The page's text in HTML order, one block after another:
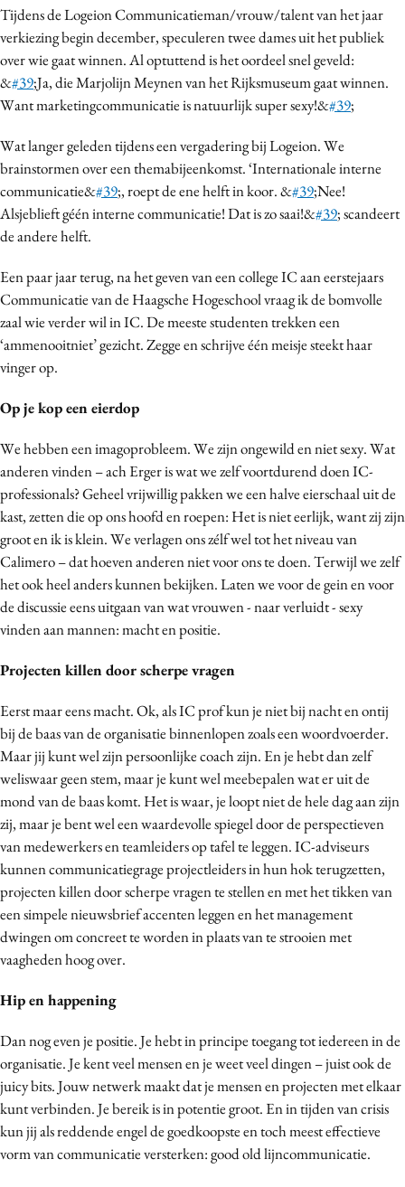
Campagnes
Carriere
Contentmarketing
Craft
Data & Insights
Design
Digital transformation
Diversiteit
Gedragsverandering
Influencer marketing
Interne communicatie
Martech
Merkstrategie
PR
Programmatic
Purpose Marketing
Reputatie & crisis
Tijdens de Logeion Communicatieman/vrouw/talent van het jaar
verkiezing begin december, speculeren twee dames uit het publiek
over wie gaat winnen. Al optuttend is het oordeel snel geveld:
&#39;Ja, die Marjolijn Meynen van het Rijksmuseum gaat winnen.
Want marketingcommunicatie is natuurlijk super sexy!&#39;
Wat langer geleden tijdens een vergadering bij Logeion. We
brainstormen over een themabijeenkomst. ‘Internationale interne
communicatie&#39;, roept de ene helft in koor. &#39;Nee!
Alsjeblieft géén interne communicatie! Dat is zo saai!&#39; scandeert
de andere helft.
Een paar jaar terug, na het geven van een college IC aan eerstejaars
Communicatie van de Haagsche Hogeschool vraag ik de bomvolle
zaal wie verder wil in IC. De meeste studenten trekken een
‘ammenooitniet’ gezicht. Zegge en schrijve één meisje steekt haar
vinger op.
Op je kop een eierdop
We hebben een imagoprobleem. We zijn ongewild en niet sexy. Wat
anderen vinden – ach Erger is wat we zelf voortdurend doen IC-
professionals? Geheel vrijwillig pakken we een halve eierschaal uit de
kast, zetten die op ons hoofd en roepen:Het is niet eerlijk, want zij zijn
groot en ik is klein. We verlagen ons zélf wel tot het niveau van
Calimero – dat hoeven anderen niet voor ons te doen.Terwijl we zelf
het ook heel anders kunnen bekijken. Laten we voor de gein en voor
de discussie eens uitgaan van wat vrouwen - naar verluidt - sexy
vinden aan mannen: macht en positie.
Projecten killen door scherpe vragen
Eerst maar eens macht. Ok, als IC prof kun je niet bij nacht en ontij
bij de baas van de organisatie binnenlopen zoals een woordvoerder.
Maar jij kunt wel zijn persoonlijke coach zijn. En je hebt dan zelf
weliswaar geen stem, maar je kunt wel meebepalen wat er uit de
mond van de baas komt. Het is waar, je loopt niet de hele dag aan zijn
zij, maar je bent wel een waardevolle spiegel door de perspectieven
van medewerkers en teamleiders op tafel te leggen. IC-adviseurs
kunnen communicatiegrage projectleiders in hun hok terugzetten,
projecten killen door scherpe vragen te stellen en met het tikken van
een simpele nieuwsbrief accenten leggen en het management
dwingen om concreet te worden in plaats van te strooien met
vaagheden hoog over.
Hip en happening
Dan nog even je positie. Je hebt in principe toegang tot iedereen in de
organisatie. Je kent veel mensen en je weet veel dingen – juist ook de
juicy bits. Jouw netwerk maakt dat je mensen en projecten met elkaar
kunt verbinden. Je bereik is in potentie groot. En in tijden van crisis
kun jij als reddende engel de goedkoopste en toch meest effectieve
vorm van communicatie versterken: good old lijncommunicatie.